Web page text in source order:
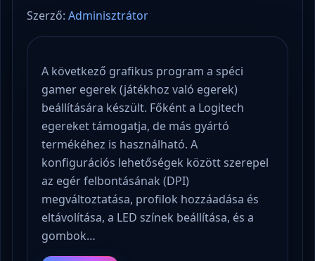
Szerző: Adminisztrátor
A következő grafikus program a spéci
gamer egerek (játékhoz való egerek)
beállítására készült. Főként a Logitech
egereket támogatja, de más gyártó
termékéhez is használható. A
konfigurációs lehetőségek között szerepel
az egér felbontásának (DPI)
megváltoztatása, profilok hozzáadása és
eltávolítása, a LED színek beállítása, és a
gombok…